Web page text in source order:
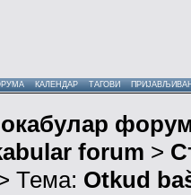
КАЛЕНДАР ТАГОВИ
forum >
Тема: Otkud